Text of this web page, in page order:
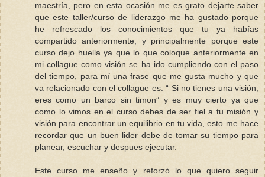
maestría, pero en esta ocasión me es grato dejarte saber
que este taller/curso de liderazgo me ha gustado porque
he refrescado los conocimientos que tu ya habías
compartido anteriormente, y principalmente porque este
curso dejo huella ya que lo que coloque anteriormente en
mi collague como visión se ha ido cumpliendo con el paso
del tiempo, para mí una frase que me gusta mucho y que
va relacionado con el collague es: “ Si no tienes una visión,
eres como un barco sin timon” y es muy cierto ya que
como lo vimos en el curso debes de ser fiel a tu misión y
visión para encontrar un equilibrio en tu vida, esto me hace
recordar que un buen lider debe de tomar su tiempo para
planear, escuchar y despues ejecutar.
Este curso me enseño y reforzó lo que quiero seguir